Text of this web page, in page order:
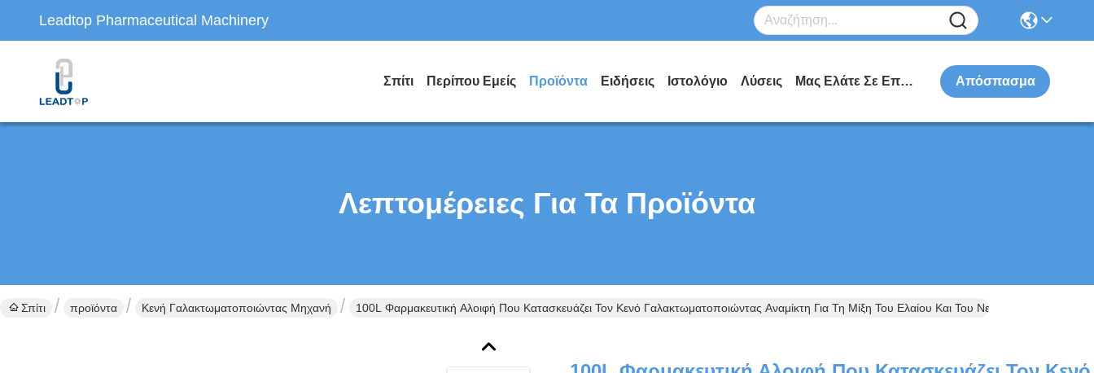
Leadtop Pharmaceutical Machinery
Σπίτι Περίπου Εμείς Προϊόντα Ειδήσεις Ιστολόγιο Λύσεις Μας Ελάτε Σε Επαφή Με Απόσπασμα
Λεπτομέρειες Για Τα Προϊόντα
Σπίτι προϊόντα Κενή Γαλακτωματοποιώντας Μηχανή 100L Φαρμακευτική Αλοιφή Που Κατασκευάζει Τον Κενό Γαλακτωματοποιώντας Αναμίκτη Για Τη Μίξη Του Ελαίου Και Του Νερού